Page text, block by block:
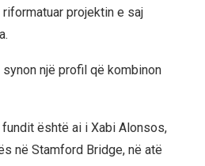
projektin e saj
një profil që kombinon
është ai i Xabi Alonsos,
në Stamford Bridge, në atë